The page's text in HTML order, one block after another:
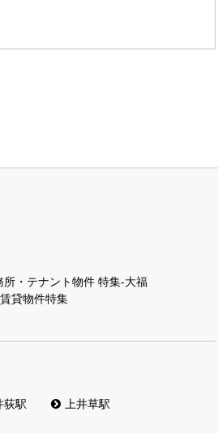
・テナント物件 特集-大福
貸物件特集
荻駅
上井草駅